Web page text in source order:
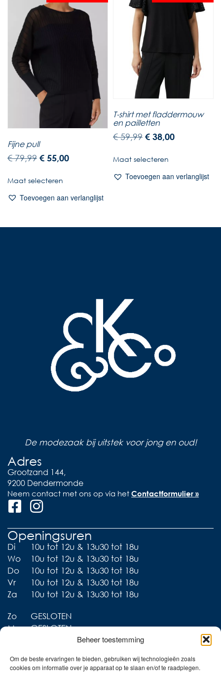
Beheer toestemming
Om de beste ervaringen te bieden, gebruiken wij technologieën zoals
cookies om informatie over je apparaat op te slaan en/of te raadplegen.
Fijne pull
€79,99 € 55,00
Maat selecteren
Toevoegen aan verlanglijst
T-shirt met fladdermouw
en pailletten
€59,99 € 38,00
Maat selecteren
Toevoegen aan verlanglijst
De modezaak bij uitstek voor jong en oud!
Adres
Grootzand 144,
9200 Dendermonde
Neem contact met ons op via het Contactformulier »
Openingsuren
Di
10u tot 12u & 13u30 tot 18u
Wo
10u tot 12u & 13u30 tot 18u
Do
10u tot 12u & 13u30 tot 18u
Vr
10u tot 12u & 13u30 tot 18u
Za
10u tot 12u & 13u30 tot 18u
Zo
GESLOTEN
Ma
GESLOTEN